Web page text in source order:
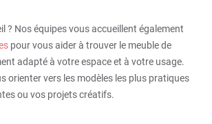
? Nos équipes vous accueillent également
pour vous aider à trouver le meuble de
adapté à votre espace et à votre usage.
orienter vers les modèles les plus pratiques
ou vos projets créatifs.